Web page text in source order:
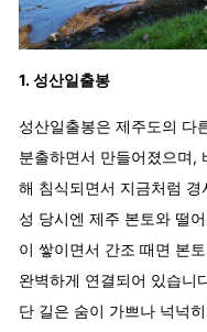
1. 성산일출봉
성산일출봉은 제주도의 다
분출하면서 만들어졌으며,
해 침식되면서 지금처럼
성 당시엔 제주 본토와 떨
이 쌓이면서 간조 때면 본
완벽하게 연결되어 있습니
단 길은 숨이 가쁘나 넉넉